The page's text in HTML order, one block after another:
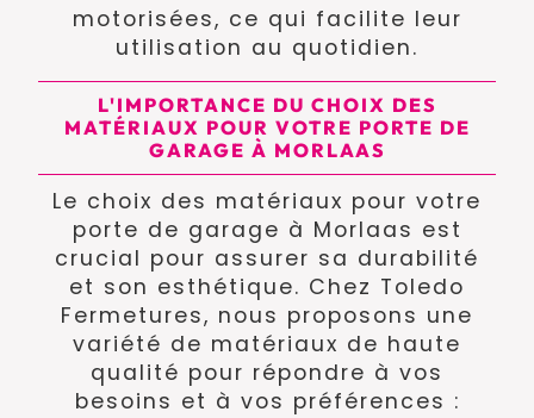
motorisées, ce qui facilite leur
utilisation au quotidien.
L'IMPORTANCE DU CHOIX DES
MATÉRIAUX POUR VOTRE PORTE DE
GARAGE À MORLAAS
Le choix des matériaux pour votre
porte de garage à Morlaas est
crucial pour assurer sa durabilité
et son esthétique. Chez Toledo
Fermetures, nous proposons une
variété de matériaux de haute
qualité pour répondre à vos
besoins et à vos préférences :